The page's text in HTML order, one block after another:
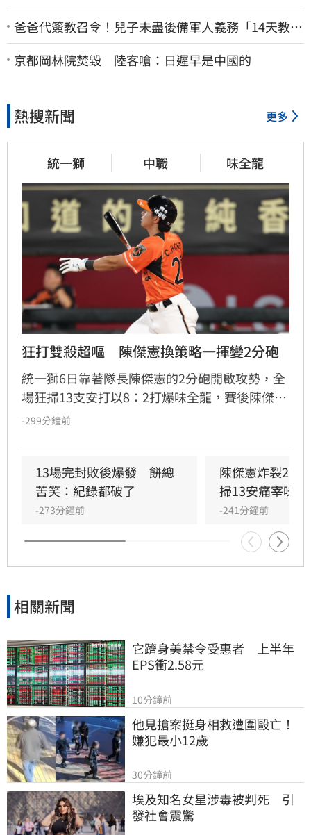
爸爸代簽教召令！兒子未盡後備軍人義務「14天教召
不去」換3個月刑期
京都岡林院焚毀 陸客嗆：日遲早是中國的
熱搜新聞 更多
統一獅 中職 味全龍
狂打雙殺超嘔　陳傑憲換策略一揮變2分砲
統一獅6日靠著隊長陳傑憲的2分砲開啟攻勢，全
場狂掃13支安打以8：2打爆味全龍，賽後陳傑憲
透露因為上週末自己擊出太多雙殺，當時上場只
-299分鐘前
13場完封敗後爆發　餅總
苦笑：紀錄都破了
-273分鐘前
陳傑憲炸裂2分
掃13安痛宰味全
-241分鐘前
相關新聞
它躋身美禁令受惠者　上半年
EPS衝2.58元
10分鐘前
他見搶案挺身相救遭圍毆亡！
嫌犯最小12歲
30分鐘前
埃及知名女星涉毒被判死　引
發社會震驚